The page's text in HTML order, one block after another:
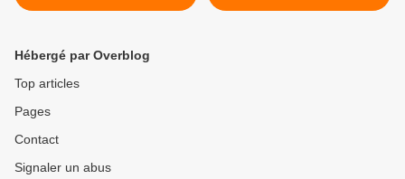
Hébergé par Overblog
Top articles
Pages
Contact
Signaler un abus